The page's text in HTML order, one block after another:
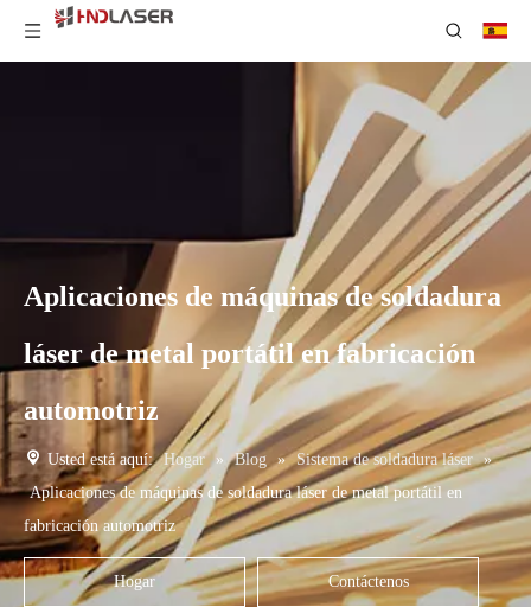
Aplicaciones de máquinas de soldadura
láser de metal portátil en fabricación
automotriz
Usted está aquí: Hogar » Blog » Sistema de soldadura láser »
Aplicaciones de máquinas de soldadura láser de metal portátil en
fabricación automotriz
Hogar Contáctenos